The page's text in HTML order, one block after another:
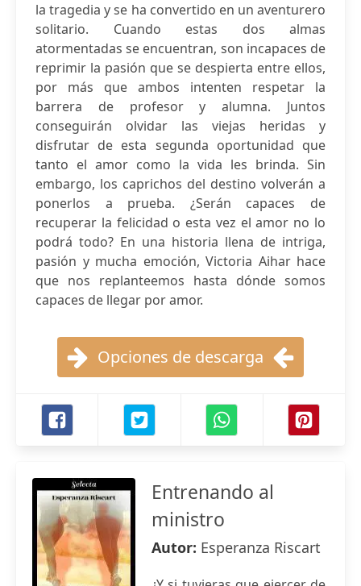
la tragedia y se ha convertido en un aventurero
solitario. Cuando estas dos almas
atormentadas se encuentran, son incapaces de
reprimir la pasión que se despierta entre ellos,
por más que ambos intenten respetar la
barrera de profesor y alumna. Juntos
conseguirán olvidar las viejas heridas y
disfrutar de esta segunda oportunidad que
tanto el amor como la vida les brinda. Sin
embargo, los caprichos del destino volverán a
ponerlos a prueba. ¿Serán capaces de
recuperar la felicidad o esta vez el amor no lo
podrá todo? En una historia llena de intriga,
pasión y mucha emoción, Victoria Aihar hace
que nos replanteemos hasta dónde somos
capaces de llegar por amor.
Opciones de descarga
Entrenando al
ministro
Autor: Esperanza Riscart